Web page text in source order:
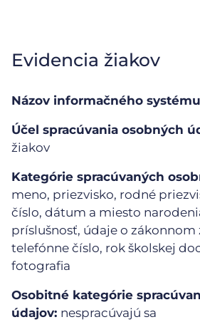
Evidencia žiakov
Názov informačného
Účel spracúvania osobných
žiakov
Kategórie spracúvaných
meno, priezvisko, rodné
číslo, dátum a miesto
príslušnosť, údaje o zákonnom
telefónne číslo, rok školskej
fotografia
Osobitné kategórie
údajov: nespracúvajú sa